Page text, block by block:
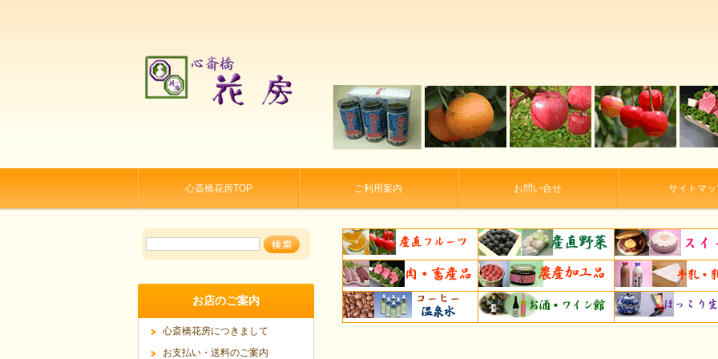
心斎橋花房TOP ご利用案内 お問い合せ サイトマッ
お店のご案内
心斎橋花房につきまして
お支払い・送料のご案内